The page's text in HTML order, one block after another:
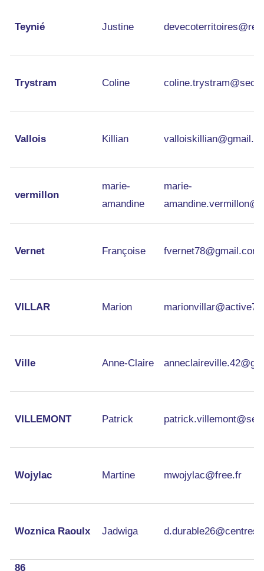
86
Teynié Justine
Trystram Coline
Vallois Killian
vermillon
marie-
amandine
marie-
Vernet Françoise fvernet78@gmail.com
VILLAR Marion
Ville Anne-Claire
VILLEMONT Patrick
Wojylac Martine mwojylac@free.fr
Woznica Raoulx Jadwiga
86